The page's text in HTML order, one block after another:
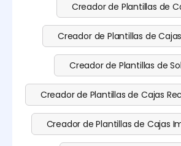
Creador de Plantillas de
Creador de Plantillas de
Creador de Plantillas de
Creador de Plantillas de Cajas
Creador de Plantillas de Cajas